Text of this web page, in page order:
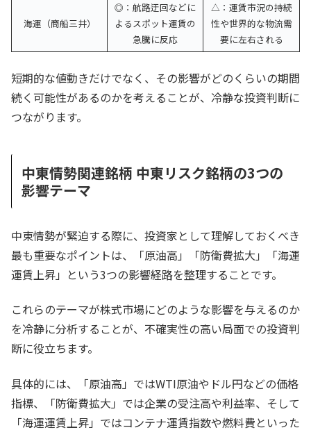
海運（商船三井）
◎：航路迂回などに
よるスポット運賃の
急騰に反応
△：運賃市況の持続
性や世界的な物流需
要に左右される
短期的な値動きだけでなく、その影響がどのくらいの期間
続く可能性があるのかを考えることが、冷静な投資判断に
つながります。
中東情勢関連銘柄 中東リスク銘柄の3つの
影響テーマ
中東情勢が緊迫する際に、投資家として理解しておくべき
最も重要なポイントは、「原油高」「防衛費拡大」「海運
運賃上昇」という3つの影響経路を整理することです。
これらのテーマが株式市場にどのような影響を与えるのか
を冷静に分析することが、不確実性の高い局面での投資判
断に役立ちます。
具体的には、「原油高」ではWTI原油やドル円などの価格
指標、「防衛費拡大」では企業の受注高や利益率、そして
「海運運賃上昇」ではコンテナ運賃指数や燃料費といった